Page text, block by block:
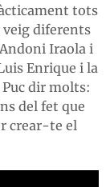
tots
veig diferents
Iraola i
Enrique i la
dir molts:
del fet que
crear-te el